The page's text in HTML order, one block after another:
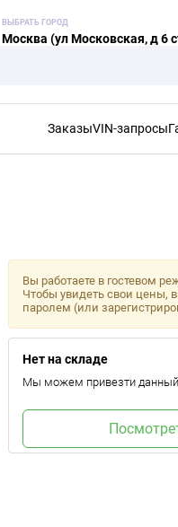
ВЫБРАТЬ ГОРОД
Москва (ул Московская, д 6
ЗаказыVIN-запросы
Вы работаете в гостевом
Чтобы увидеть свои цены,
паролем (или
Нет на складе
Мы можем привезти данный